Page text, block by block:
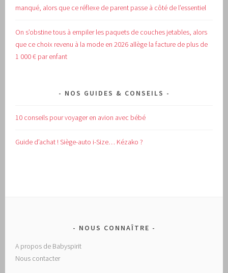
manqué, alors que ce réflexe de parent passe à côté de l’essentiel
On s’obstine tous à empiler les paquets de couches jetables, alors
que ce choix revenu à la mode en 2026 allège la facture de plus de
1 000 € par enfant
NOS GUIDES & CONSEILS
10 conseils pour voyager en avion avec bébé
Guide d’achat !Siège-auto i-Size… Kézako ?
NOUS CONNAÎTRE
A propos de Babyspirit
Nous contacter